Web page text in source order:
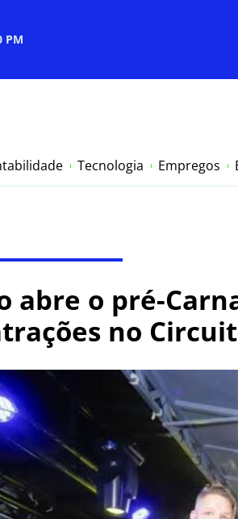
PM
Tecnologia Empregos
abre o pré-
no